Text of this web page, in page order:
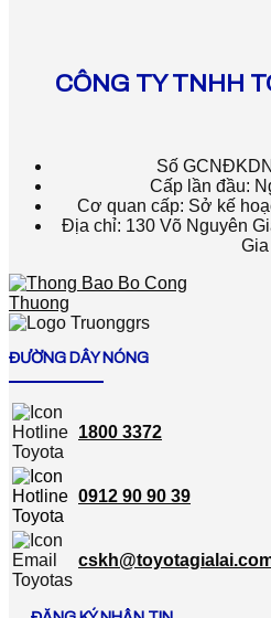
CÔNG TY TNHH
Số
Cấp lần đầu:
Cơ quan cấp: Sở kế
Địa chỉ: 130 Võ Nguyên
ĐƯỜNG DÂY NÓNG
1800 3372
0912 90 90 39